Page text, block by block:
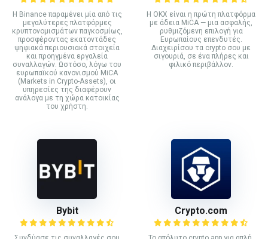
Η Binance παραμένει μία από τις
μεγαλύτερες πλατφόρμες
κρυπτονομισμάτων παγκοσμίως,
προσφέροντας εκατοντάδες
ψηφιακά περιουσιακά στοιχεία
και προηγμένα εργαλεία
συναλλαγών. Ωστόσο, λόγω του
ευρωπαϊκού κανονισμού MiCA
(Markets in Crypto-Assets), οι
υπηρεσίες της διαφέρουν
ανάλογα με τη χώρα κατοικίας
του χρήστη.
Η OKX είναι η πρώτη πλατφόρμα
με άδεια MiCA — μια ασφαλής,
ρυθμιζόμενη επιλογή για
Ευρωπαίους επενδυτές.
Διαχειρίσου τα crypto σου με
σιγουριά, σε ένα πλήρες και
φιλικό περιβάλλον.
Bybit Crypto.com